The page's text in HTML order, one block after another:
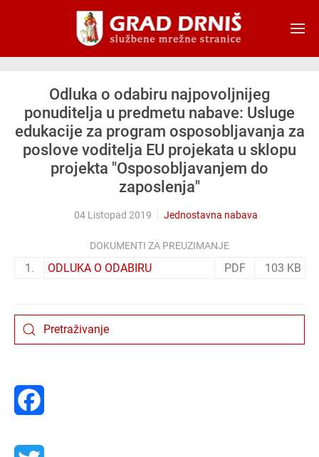
Skip to main content
Odluka o odabiru najpovoljnijeg
ponuditelja u predmetu nabave: Usluge
edukacije za program osposobljavanja za
poslove voditelja EU projekata u sklopu
projekta "Osposobljavanjem do
zaposlenja"
04 Listopad 2019 Jednostavna nabava
DOKUMENTI ZA PREUZIMANJE
1. ODLUKA O ODABIRU PDF 103 KB